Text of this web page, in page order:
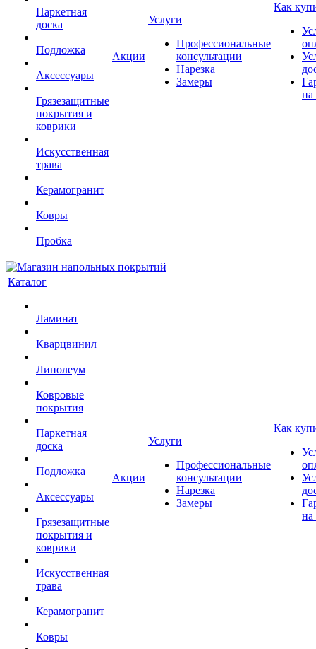
Паркетная
доска
Подложка
Аксессуары
Грязезащитные
покрытия и
коврики
Искусственная
трава
Керамогранит
Ковры
Пробка
Акции
Услуги
Профессиональные
консультации
Нарезка
Замеры
Как
на
Каталог
Ламинат
Кварцвинил
Линолеум
Ковровые
покрытия
Паркетная
доска
Подложка
Аксессуары
Грязезащитные
покрытия и
коврики
Искусственная
трава
Керамогранит
Ковры
Акции
Услуги
Профессиональные
консультации
Нарезка
Замеры
Как
на